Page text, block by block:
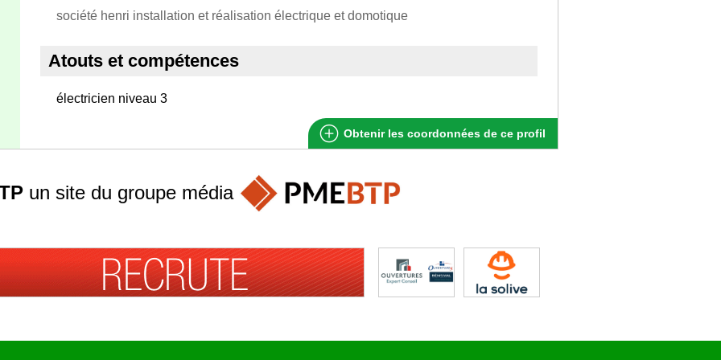
société henri installation et réalisation électrique et domotique
Atouts et compétences
électricien niveau 3
Obtenir les coordonnées de ce profil
un site du groupe média